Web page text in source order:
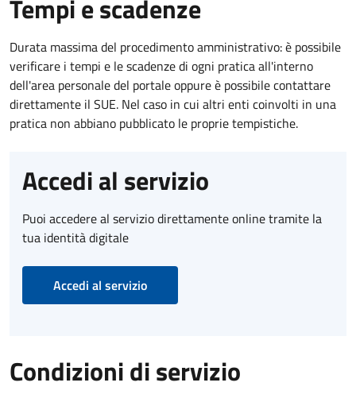
Tempi e scadenze
Durata massima del procedimento amministrativo: è possibile
verificare i tempi e le scadenze di ogni pratica all'interno
dell'area personale del portale oppure è possibile contattare
direttamente il SUE. Nel caso in cui altri enti coinvolti in una
pratica non abbiano pubblicato le proprie tempistiche.
Accedi al servizio
Puoi accedere al servizio direttamente online tramite la
tua identità digitale
Accedi al servizio
Condizioni di servizio